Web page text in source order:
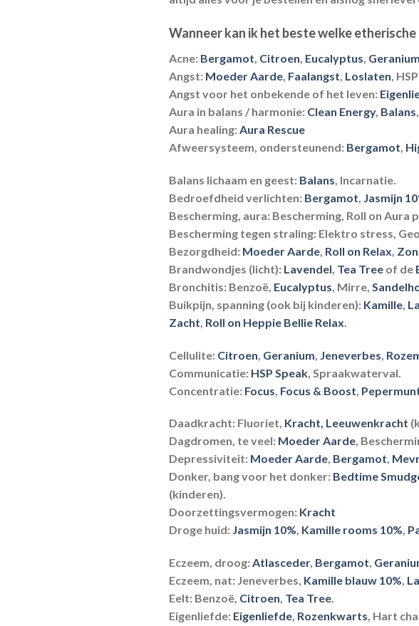
Wanneer kan ik het beste welke
Acne: Bergamot, Citroen, Eucalyptus, Geranium
Angst: Moeder Aarde, Faalangst, Loslaten,
Angst voor het onbekende of het leven:
Aura in balans / harmonie: Clean Energy, Balans,
Aura healing:Aura Rescue
Afweersysteem, ondersteunend: Bergamot,
Balans lichaam en geest: Balans , Incarnatie.
Bedroefdheid verlichten: Bergamot Jasmijn
Bescherming, aura: Bescherming, Roll on Aura
Bescherming tegen straling: Elektro stress,
Bezorgdheid: Moeder Aarde Roll on Relax
Brandwondjes (licht): Lavendel Tea Tree of de
Bronchitis: Benzoë, Eucalyptus , Mirre,
Buikpijn, spanning (ook bij kinderen): Kamille
Zacht Roll on Heppie Bellie Relax
Cellulite: Citroen Geranium Jeneverbes
Communicatie: HSP Speak , Spraakwaterval.
Concentratie: Focus Focus & Boost
Daadkracht: Fluoriet, Kracht, Leeuwenkracht
Dagdromen, te veel: Moeder Aarde,
Depressiviteit: Moeder Aarde, Bergamot,
Donker, bang voor het donker: Bedtime
(kinderen).
Doorzettingsvermogen: Kracht
Droge huid: Jasmijn 10%, Kamille rooms 10%,
Eczeem, droog:Atlasceder, Bergamot,
Eczeem, nat: Jeneverbes, Kamille blauw 10%,
Eelt: Benzoë, Citroen, Tea Tree.
Eigenliefde: Eigenliefde, Rozenkwarts, Hart